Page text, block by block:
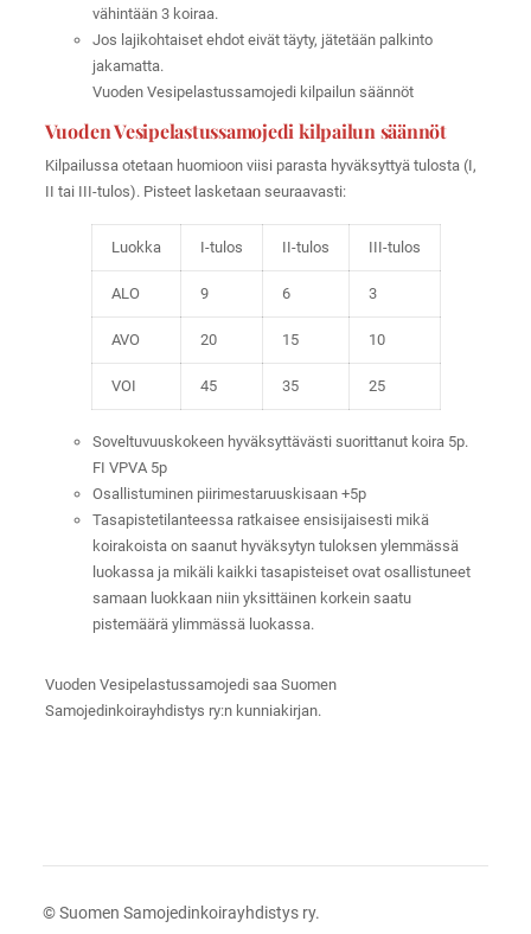
vähintään 3 koiraa.
Jos lajikohtaiset ehdot eivät täyty, jätetään palkinto
jakamatta.
Vuoden Vesipelastussamojedi kilpailun säännöt
Vuoden Vesipelastussamojedi kilpailun säännöt
Kilpailussa otetaan huomioon viisi parasta hyväksyttyä tulosta (I,
II tai III-tulos). Pisteet lasketaan seuraavasti:
Luokka I-tulos II-tulos III-tulos
ALO 9 6 3
AVO 20 15 10
VOI 45 35 25
Soveltuvuuskokeen hyväksyttävästi suorittanut koira 5p.
FI VPVA 5p
Osallistuminen piirimestaruuskisaan +5p
Tasapistetilanteessa ratkaisee ensisijaisesti mikä
koirakoista on saanut hyväksytyn tuloksen ylemmässä
luokassa ja mikäli kaikki tasapisteiset ovat osallistuneet
samaan luokkaan niin yksittäinen korkein saatu
pistemäärä ylimmässä luokassa.
Vuoden Vesipelastussamojedi saa Suomen
Samojedinkoirayhdistys ry:n kunniakirjan.
©Suomen Samojedinkoirayhdistys ry.